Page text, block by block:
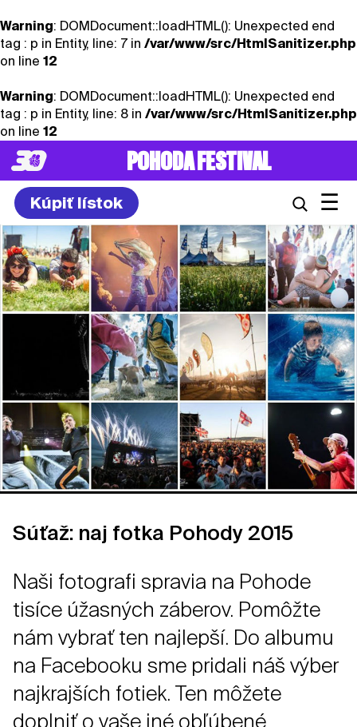
Warning: DOMDocument::loadHTML(): Unexpected end
tag : p in Entity, line: 7 in /var/www/src/HtmlSanitizer.php
on line 12
Warning: DOMDocument::loadHTML(): Unexpected end
tag : p in Entity, line: 8 in /var/www/src/HtmlSanitizer.php
on line 12
POHODA FESTIVAL
Kúpiť lístok ☰
Súťaž: naj fotka Pohody 2015
Naši fotografi spravia na Pohode
tisíce úžasných záberov. Pomôžte
nám vybrať ten najlepší. Do albumu
na Facebooku sme pridali náš výber
najkrajších fotiek. Ten môžete
doplniť o vaše iné obľúbené